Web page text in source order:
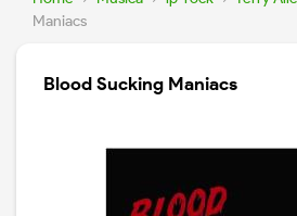
Maniacs
Blood Sucking Maniacs